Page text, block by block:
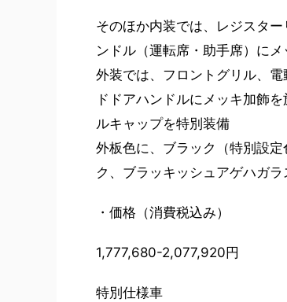
そのほか内装では、レジスタ
ンドル（運転席・助手席）に
外装では、フロントグリル、
ドドアハンドルにメッキ加飾
ルキャップを特別装備
外板色に、ブラック（特別設
ク、ブラッキッシュアゲハガ
・価格（消費税込み）
1,777,680-2,077,920円
特別仕様車